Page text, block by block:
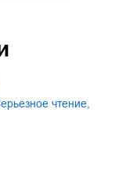
серьезное чтение,